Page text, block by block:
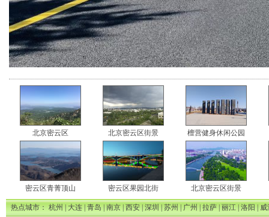
北京密云区 北京密云区街景 檀营健身休闲公园
密云区青菁顶山 密云区果园北街 北京密云区街景
热点城市：杭州|大连|青岛|南京|西安|深圳|苏州|广州|拉萨|丽江|洛阳|威